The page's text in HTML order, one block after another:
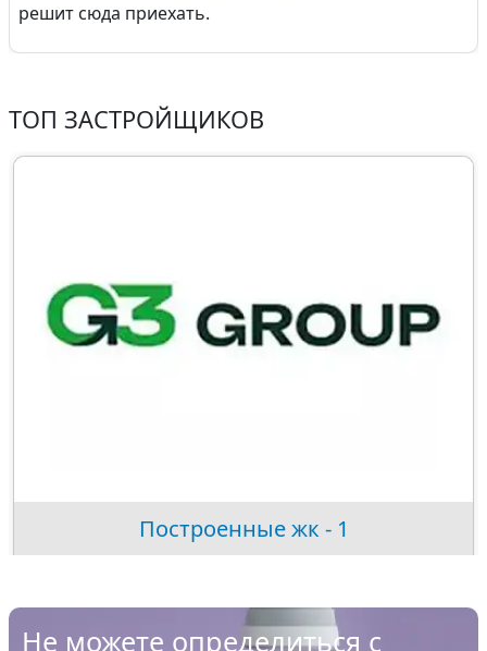
решит сюда приехать.
ТОП ЗАСТРОЙЩИКОВ
Построенные жк - 1
Не можете определиться с